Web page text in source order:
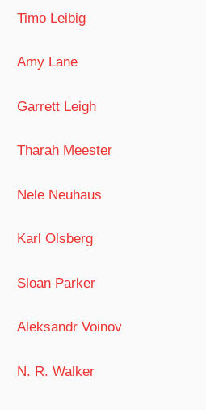
Timo Leibig
Amy Lane
Garrett Leigh
Tharah Meester
Nele Neuhaus
Karl Olsberg
Sloan Parker
Aleksandr Voinov
N. R. Walker